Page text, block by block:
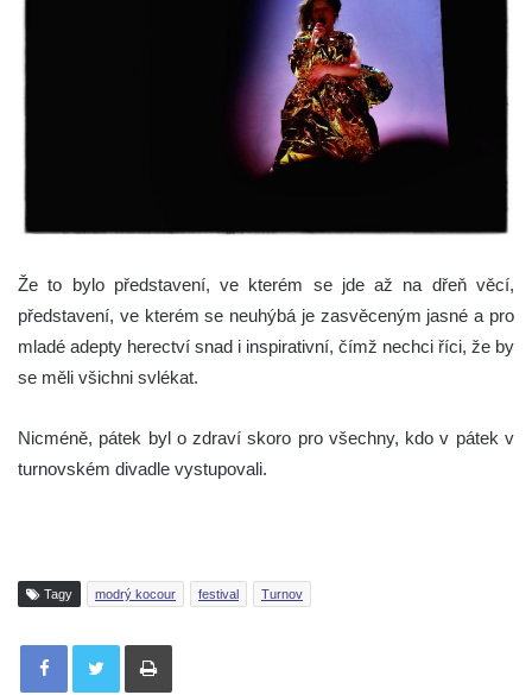
Že to bylo představení, ve kterém se jde až na dřeň věcí,
představení, ve kterém se neuhýbá je zasvěceným jasné a pro
mladé adepty herectví snad i inspirativní, čímž nechci říci, že by
se měli všichni svlékat.
Nicméně, pátek byl o zdraví skoro pro všechny, kdo v pátek v
turnovském divadle vystupovali.
Tagy modrý kocour festival Turnov
Tisknout